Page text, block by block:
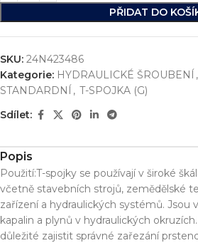
PŘIDAT DO
SKU: 24N423486
Kategorie: HYDRAULICKÉ ŠROUBENÍ ,
STANDARDNÍ , T-SPOJKA (G)
Sdílet:
Popis
Použití:T-spojky se používají v široké
včetně stavebních strojů, zemědělské
zařízení a hydraulických systémů. Jsou
kapalin a plynů v hydraulických
důležité zajistit správné zařezání